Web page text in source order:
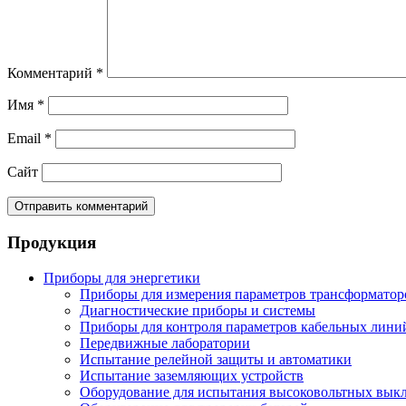
Комментарий *
Имя *
Email *
Сайт
Продукция
Приборы для энергетики
Приборы для измерения параметров
Диагностические приборы и системы
Приборы для контроля параметров кабельных
Передвижные лаборатории
Испытание релейной защиты и автоматики
Испытание заземляющих устройств
Оборудование для испытания высоковольтных